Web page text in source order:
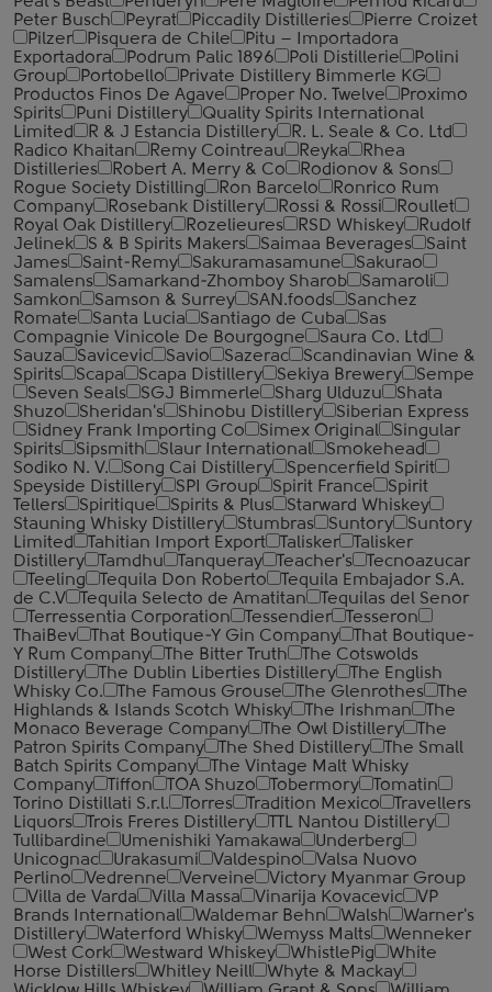
Peter Busch
Peyrat Piccadily Distilleries
Pierre Croizet
Pilzer
Pisquera de Chile
Pitu – Importadora
Exportadora
Podrum Palic 1896 Poli Distillerie
Polini
Group
Portobello
Private Distillery Bimmerle KG
Productos Finos De Agave
Proper No. Twelve
Proximo
Spirits
Puni Distillery
Quality Spirits International
Limited
R & J Estancia Distillery
R. L. Seale & Co. Ltd
Radico Khaitan
Remy Cointreau Reyka
Rhea
Distilleries
Robert A. Merry & Co
Rodionov & Sons
Rogue Society Distilling
Ron Barcelo
Ronrico Rum
Company
Rosebank Distillery Rossi & Rossi
Roullet
Royal Oak Distillery
Rozelieures RSD Whiskey
Rudolf
Jelinek
S & B Spirits Makers Saimaa Beverages
Saint
James
Saint-Remy Sakuramasamune
Sakurao
Samalens
Samarkand-Zhomboy Sharob
Samaroli
Samkon
Samson & Surrey SAN.foods
Sanchez
Romate
Santa Lucia Santiago de Cuba
Sas
Compagnie Vinicole De Bourgogne
Saura Co. Ltd
Sauza
Savicevic Savio Sazerac
Scandinavian Wine &
Spirits
Scapa Scapa Distillery Sekiya Brewery
Sempe
Seven Seals
SGJ Bimmerle Sharg Ulduzu
Shata
Shuzo
Sheridan's Shinobu Distillery
Siberian Express
Sidney Frank Importing Co
Simex Original
Singular
Spirits
Sipsmith Slaur International
Smokehead
Sodiko N. V.
Song Cai Distillery
Spencerfield Spirit
Speyside Distillery
SPI Group Spirit France
Spirit
Tellers
Spiritique Spirits & Plus
Starward Whiskey
Stauning Whisky Distillery
Stumbras Suntory
Suntory
Limited
Tahitian Import Export Talisker
Talisker
Distillery
Tamdhu Tanqueray Teacher's
Tecnoazucar
Teeling
Tequila Don Roberto
Tequila Embajador S.A.
de C.V
Tequila Selecto de Amatitan
Tequilas del Senor
Terressentia Corporation
Tessendier
Tesseron
ThaiBev
That Boutique-Y Gin Company
That Boutique-
Y Rum Company
The Bitter Truth
The Cotswolds
Distillery
The Dublin Liberties Distillery
The English
Whisky Co.
The Famous Grouse The Glenrothes
The
Highlands & Islands Scotch Whisky
The Irishman
The
Monaco Beverage Company
The Owl Distillery
The
Patron Spirits Company
The Shed Distillery
The Small
Batch Spirits Company
The Vintage Malt Whisky
Company
Tiffon TOA Shuzo Tobermory
Tomatin
Torino Distillati S.r.l.
Torres Tradition Mexico
Travellers
Liquors
Trois Freres Distillery
TTL Nantou Distillery
Tullibardine
Umenishiki Yamakawa
Underberg
Unicognac
Urakasumi Valdespino
Valsa Nuovo
Perlino
Vedrenne Verveine
Victory Myanmar Group
Villa de Varda
Villa Massa Vinarija Kovacevic
VP
Brands International
Waldemar Behn Walsh
Warner's
Distillery
Waterford Whisky Wemyss Malts
Wenneker
West Cork
Westward Whiskey WhistlePig
White
Horse Distillers
Whitley Neill
Whyte & Mackay